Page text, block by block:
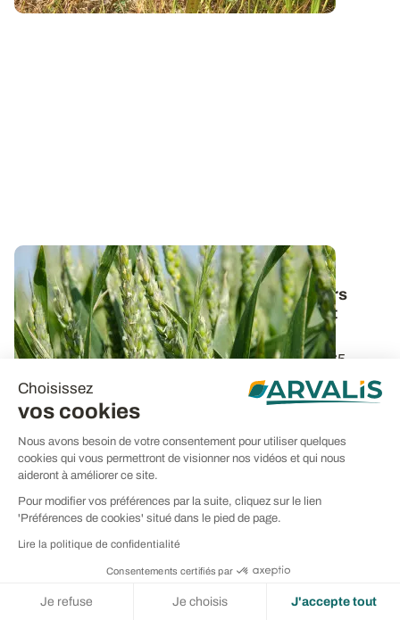
Choisissez
vos cookies
Nous avons besoin de votre consentement pour utiliser quelques
cookies qui vous permettront de visionner nos vidéos et qui nous
aideront à améliorer ce site.
Pour modifier vos préférences par la suite, cliquez sur le lien
'Préférences de cookies' situé dans le pied de page.
Lire la politique de confidentialité
Consentements certifiés par
Je refuse Je choisis J'accepte tout
PROJET TERMINÉ
Diagnostic de nutrition en AB : les premiers
résultats des analyses foliaires et d’extrait
végétal
Des échantillons de végétaux ont été prélevés sur 65
parcelles de l’observatoire...
13 DÉC. 2022